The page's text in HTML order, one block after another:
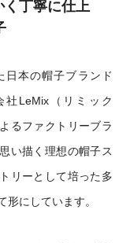
く丁寧に仕上
日本の帽子ブランド
LeMix（リミック
るファクトリーブラ
い描く理想の帽子ス
リーとして培った多
形にしています。